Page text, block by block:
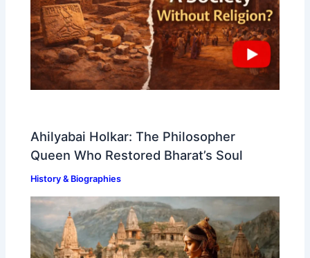
Ahilyabai Holkar: The Philosopher
Queen Who Restored Bharat’s Soul
History & Biographies